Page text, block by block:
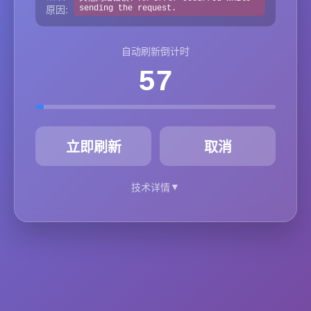
原因:
sending the request.
自动刷新倒计时
57
立即刷新 取消
技术详情▼